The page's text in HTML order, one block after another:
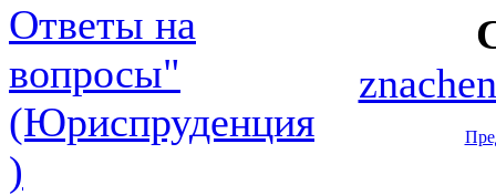
Ответы на
вопросы"
(Юриспруденция
)